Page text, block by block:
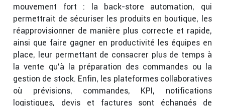
mouvement fort : la back-store automation, qui
permettrait de sécuriser les produits en boutique, les
réapprovisionner de manière plus correcte et rapide,
ainsi que faire gagner en productivité les équipes en
place, leur permettant de consacrer plus de temps à
la vente qu’à la préparation des commandes ou la
gestion de stock. Enfin, les plateformes collaboratives
où prévisions, commandes, KPI, notifications
logistiques, devis et factures sont échangés de